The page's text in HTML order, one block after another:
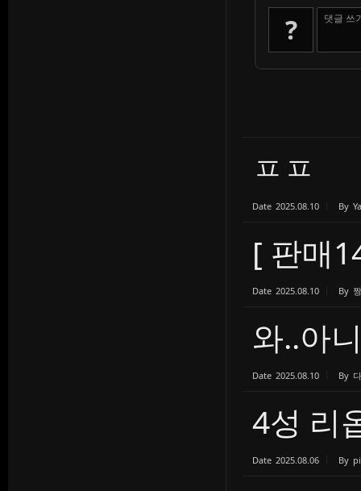
? 댓글 쓰
ㅍㅍ
Date 2025.08.10 By
[ 판매
Date 2025.08.10 By
와..아
Date 2025.08.10 By
4성 리
Date 2025.08.06 By